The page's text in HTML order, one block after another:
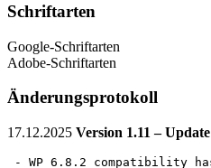
Schriftarten
Google-Schriftarten
Adobe-Schriftarten
Änderungsprotokoll
17.12.2025 Version 1.11 – Update
- WP 6.8.2 compatibility